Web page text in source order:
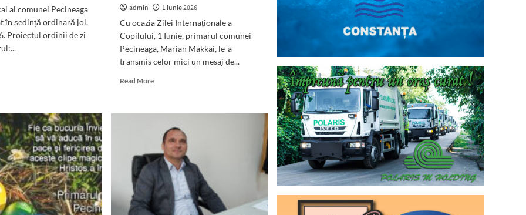
al comunei Pecineaga
în ședință ordinară joi,
Proiectul ordinii de zi
admin
1 iunie 2026
Cu ocazia Zilei Internaționale a
Copilului, 1 Iunie, primarul comunei
Pecineaga, Marian Makkai, le-a
transmis celor mici un mesaj de...
Read MoreRead
Mesajul
comunei
Pecineaga,
Marian
Makkai,
cu
ocazia
Zilei
de